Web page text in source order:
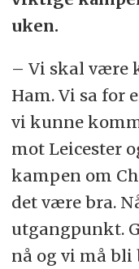
uken.
– Vi skal være
Ham. Vi sa for
vi kunne
mot Leicester
kampen om
det være bra.
utgangpunkt.
nå og vi må bli